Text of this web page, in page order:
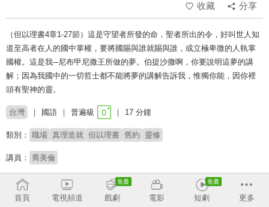
收藏
分享
（但以理書4章1-27節）這是守望者所發的命，聖者所出的令，好叫世人知
道至高者在人的國中掌權，要將國賜與誰就賜與誰，或立極卑微的人執掌
國權。這是我─尼布甲尼撒王所做的夢。伯提沙撒啊，你要說明這夢的講
解；因為我國中的一切哲士都不能將夢的講解告訴我，惟獨你能，因你裡
頭有聖神的靈。
台灣 國語 普遍級 17 分鐘
類別： 職場 真理造就 但以理書 舊約 靈修
講員： 喬美倫
收回
首頁
電視頻道 戲劇 電影 短劇 更多